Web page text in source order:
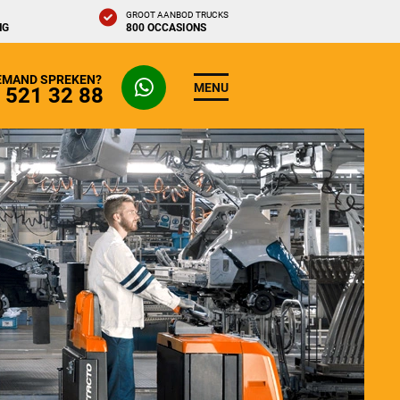
GROOT AANBOD TRUCKS
800 OCCASIONS
SPREKEN?
32 88 MENU